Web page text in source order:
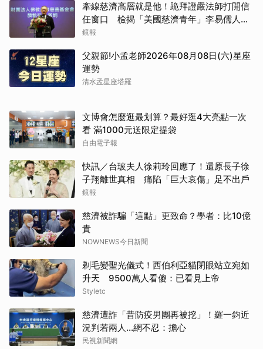
牽線慈濟高層就是他！跪拜證嚴法師打開信
任窗口 檢揭「美國慈濟青年」李易儒人脈
網絡
鏡報
父親節!小孟老師2026年08月08日(六)星座
運勢
清水孟星座塔羅
文博會怎麼逛最划算？最好逛4大亮點一次
看 滿1000元送限定提袋
自由電子報
快訊／台玻夫人徐莉玲回應了！還原長子徐
子翔離世真相 痛陷「巨大哀傷」足不出戶
鏡報
慈濟被詐騙「這點」更致命？學者：比10億
貴
NOWNEWS今日新聞
剃毛變聖光儀式！西伯利亞貓閉眼站立宛如
升天 9500萬人看傻：已看見上帝
Styletc
慈濟遭詐「昔防疫男團再被挖」！羅一鈞近
況判若兩人…網不忍：擔心
民視新聞網